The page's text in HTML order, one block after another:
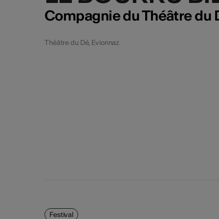
Compagnie du Théâtre du
Théâtre du Dé, Evionnaz
Festival